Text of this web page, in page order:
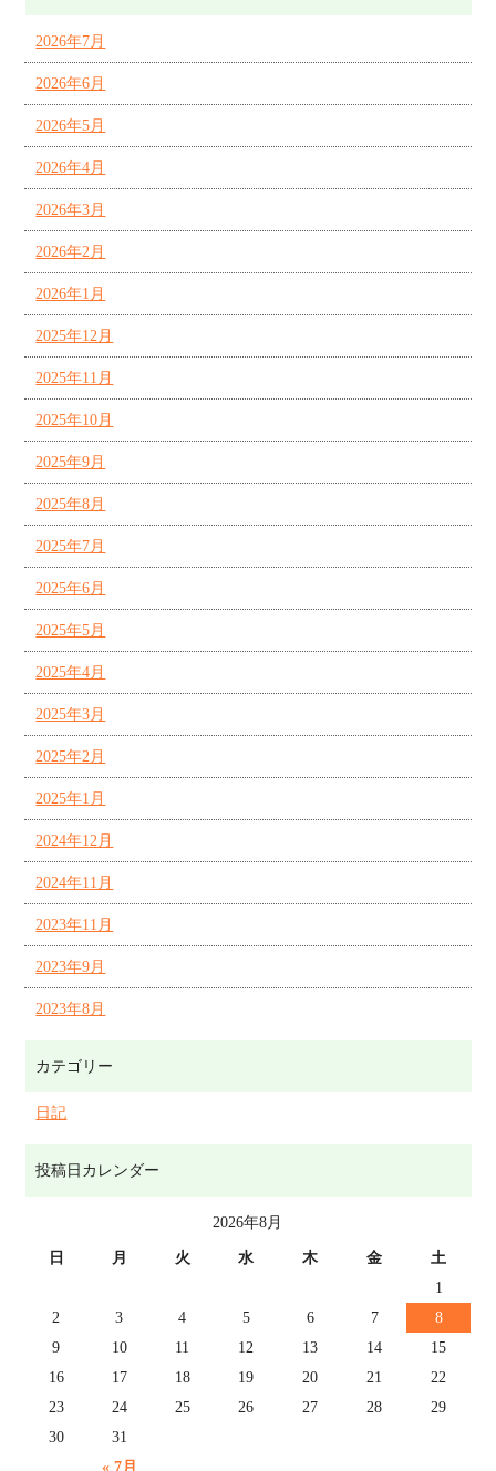
2026年7月
2026年6月
2026年5月
2026年4月
2026年3月
2026年2月
2026年1月
2025年12月
2025年11月
2025年10月
2025年9月
2025年8月
2025年7月
2025年6月
2025年5月
2025年4月
2025年3月
2025年2月
2025年1月
2024年12月
2024年11月
2023年11月
2023年9月
2023年8月
カテゴリー
日記
投稿日カレンダー
2026年8月
日 月 火 水 木 金 土
« 7月
1
2
3 4 5 6 7
8
9
10 11 12 13 14
15
16
17 18 19 20 21
22
23
24 25 26 27 28
29
30
31